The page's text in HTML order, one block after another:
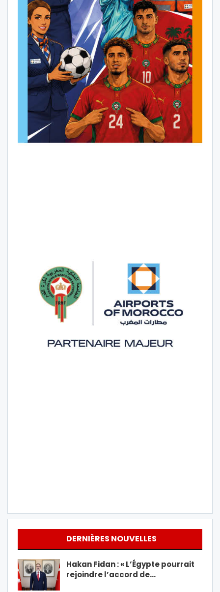
DERNIÈRES NOUVELLES
Hakan Fidan : « L’Égypte pourrait
rejoindre l’accord de…